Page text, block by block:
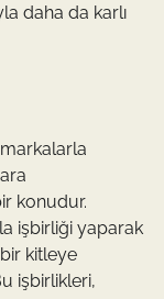
daha da karlı
konudur.
işbirliği yaparak
kitleye
işbirlikleri,